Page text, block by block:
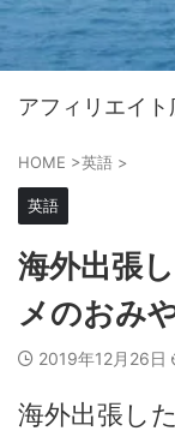
アフィリエイト
HOME >英語 >
英語
海外出張
メのおみ
2019年12月26日
海外出張し